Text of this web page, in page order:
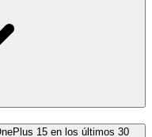
15 en los últimos 30